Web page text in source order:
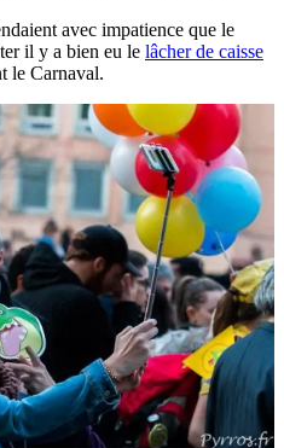
avec impatience que le
il y a bien eu le lâcher de caisse
le Carnaval.